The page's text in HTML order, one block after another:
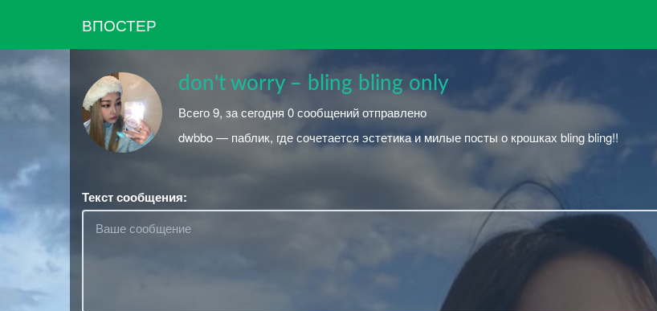
ВПОСТЕР
don't worry – bling bling only
Всего 9, за сегодня 0 сообщений отправлено
dwbbo — паблик, где сочетается эстетика и милые посты о крошках bling bling!!
Текст сообщения: